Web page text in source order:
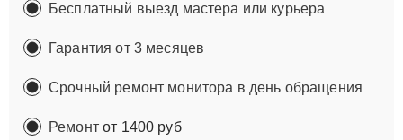
Бесплатный выезд мастера или курьера
Гарантия от 3 месяцев
Срочный ремонт монитора в день обращения
Ремонтот 1400 руб